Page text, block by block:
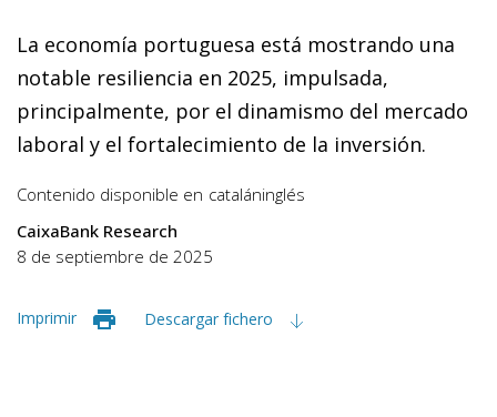
La economía portuguesa está mostrando una
notable resiliencia en 2025, impulsada,
principalmente, por el dinamismo del mercado
laboral y el fortalecimiento de la inversión.
Contenido disponible en cataláninglés
CaixaBank Research
8 de septiembre de 2025
Imprimir Descargar fichero